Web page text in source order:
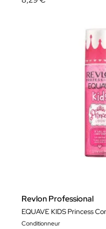
Revlon Professional
EQUAVE KIDS Princess
Conditionneur